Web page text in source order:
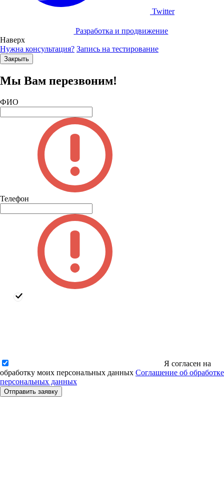
Twitter
Разработка и продвижение
Наверх
Нужна консультация? Запись на тестирование
Закрыть
Мы Вам перезвоним!
ФИО
Телефон
Я согласен на
обработку моих персональных данных Соглашение об обработке
персональных данных